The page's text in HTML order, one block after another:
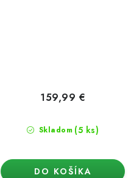
Skladom (5 ks)
159,99 €
DO KOŠÍKA